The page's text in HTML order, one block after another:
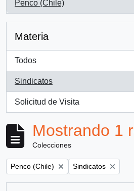
Penco (Chile)
, 1 resultados
Materia
Todos
Sindicatos
, 1 resultados
Solicitud de Visita
, 1 resultados
Mostrando 1
Colecciones
Remove filter:
Penco (Chile) Remove filter:
Sindicatos